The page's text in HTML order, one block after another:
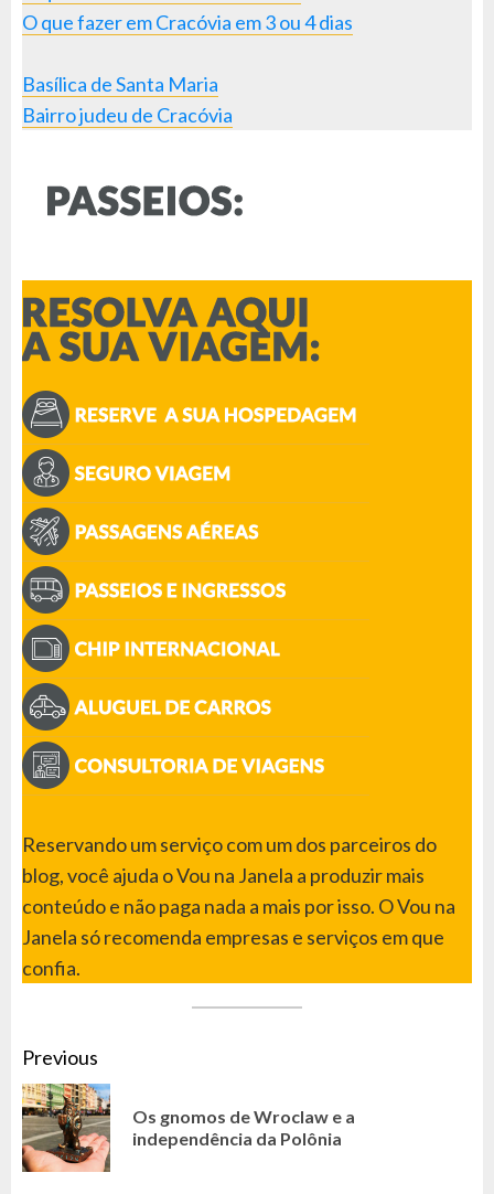
O que fazer em Cracóvia em 3 ou 4 dias
Basílica de Santa Maria
Bairro judeu de Cracóvia
Reservando um serviço com um dos parceiros do
blog, você ajuda o Vou na Janela a produzir mais
conteúdo e não paga nada a mais por isso. O Vou na
Janela só recomenda empresas e serviços em que
confia.
CONTINUE
READING
Previous
Os gnomos de Wroclaw e a
independência da Polônia